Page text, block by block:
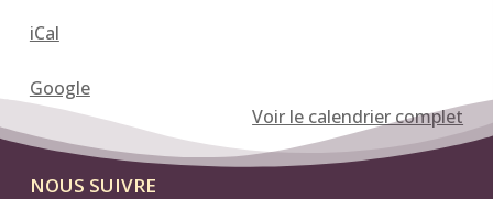
iCal
Google
Voir le calendrier complet
NOUS SUIVRE